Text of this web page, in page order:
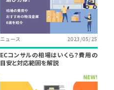
ニュース 2023/05/25
ECコンサルの相場はいくら？費用の
目安と対応範囲を解説
NEW!